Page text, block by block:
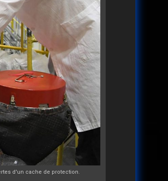
d'un cache de protection.